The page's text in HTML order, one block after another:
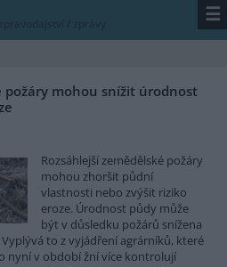
zpravodajství / zprávy ☰
požáry mohou snížit úrodnost
Rozsáhlejší zemědělské požáry
mohou zhoršit půdní
vlastnosti nebo zvýšit riziko
eroze. Úrodnost půdy může
být v důsledku požárů snížena
to z vyjádření agrárníků, které
nyní v období žní více kontrolují